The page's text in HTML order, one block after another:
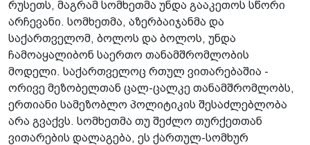
რუსეთს, მაგრამ სომხეთმა უნდა გააკეთოს სწორი
არჩევანი. სომხეთმა, აზერბაიჯანმა და
საქართველომ, ბოლოს და ბოლოს, უნდა
ჩამოაყალიბონ საერთო თანამშრომლობის
მოდელი. საქართველოც რთულ ვითარებაშია -
ორივე მეზობელთან ცალ-ცალკე თანამშრომლობს,
ერთიანი სამეზობლო პოლიტიკის შესაძლებლობა
არა გვაქვს. სომხეთმა თუ შეძლო თურქეთთან
ვითარების დალაგება, ეს ქართულ-სომხურ